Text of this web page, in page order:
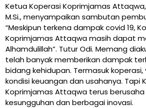
Ketua Koperasi Koprimjamas Attaqwa,
M.Si., menyampaikan sambutan
“Meskipun terkena dampak covid 19,
Koprimjamas Attaqwa masih dapat
Alhamdulillah”. Tutur Odi. Memang
telah banyak memberikan dampak
bidang kehidupan. Termasuk
kondisi keuangan dan usahanya. Tapi
Koprimjamas Attaqwa terus
kesungguhan dan berbagai inovasi.